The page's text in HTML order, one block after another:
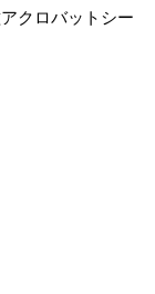
クロバットシー